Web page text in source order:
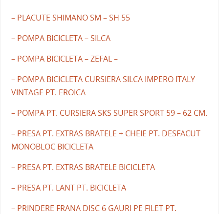
– PLACUTE SHIMANO SM – SH 55
– POMPA BICICLETA – SILCA
– POMPA BICICLETA – ZEFAL –
– POMPA BICICLETA CURSIERA SILCA IMPERO ITALY
VINTAGE PT. EROICA
– POMPA PT. CURSIERA SKS SUPER SPORT 59 – 62 CM.
– PRESA PT. EXTRAS BRATELE + CHEIE PT. DESFACUT
MONOBLOC BICICLETA
– PRESA PT. EXTRAS BRATELE BICICLETA
– PRESA PT. LANT PT. BICICLETA
– PRINDERE FRANA DISC 6 GAURI PE FILET PT.